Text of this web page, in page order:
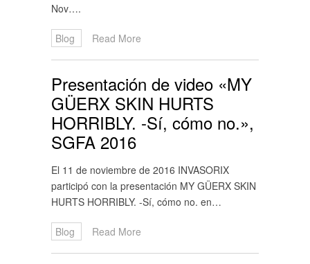
Nov….
Blog Read More
Presentación de video «MY
GÜERX SKIN HURTS
HORRIBLY. -Sí, cómo no.»,
SGFA 2016
El 11 de noviembre de 2016 INVASORIX
participó con la presentación MY GÜERX SKIN
HURTS HORRIBLY. -Sí, cómo no. en…
Blog Read More